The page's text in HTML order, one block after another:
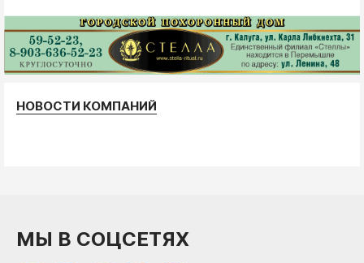
НОВОСТИ КОМПАНИЙ
МЫ В СОЦСЕТЯХ